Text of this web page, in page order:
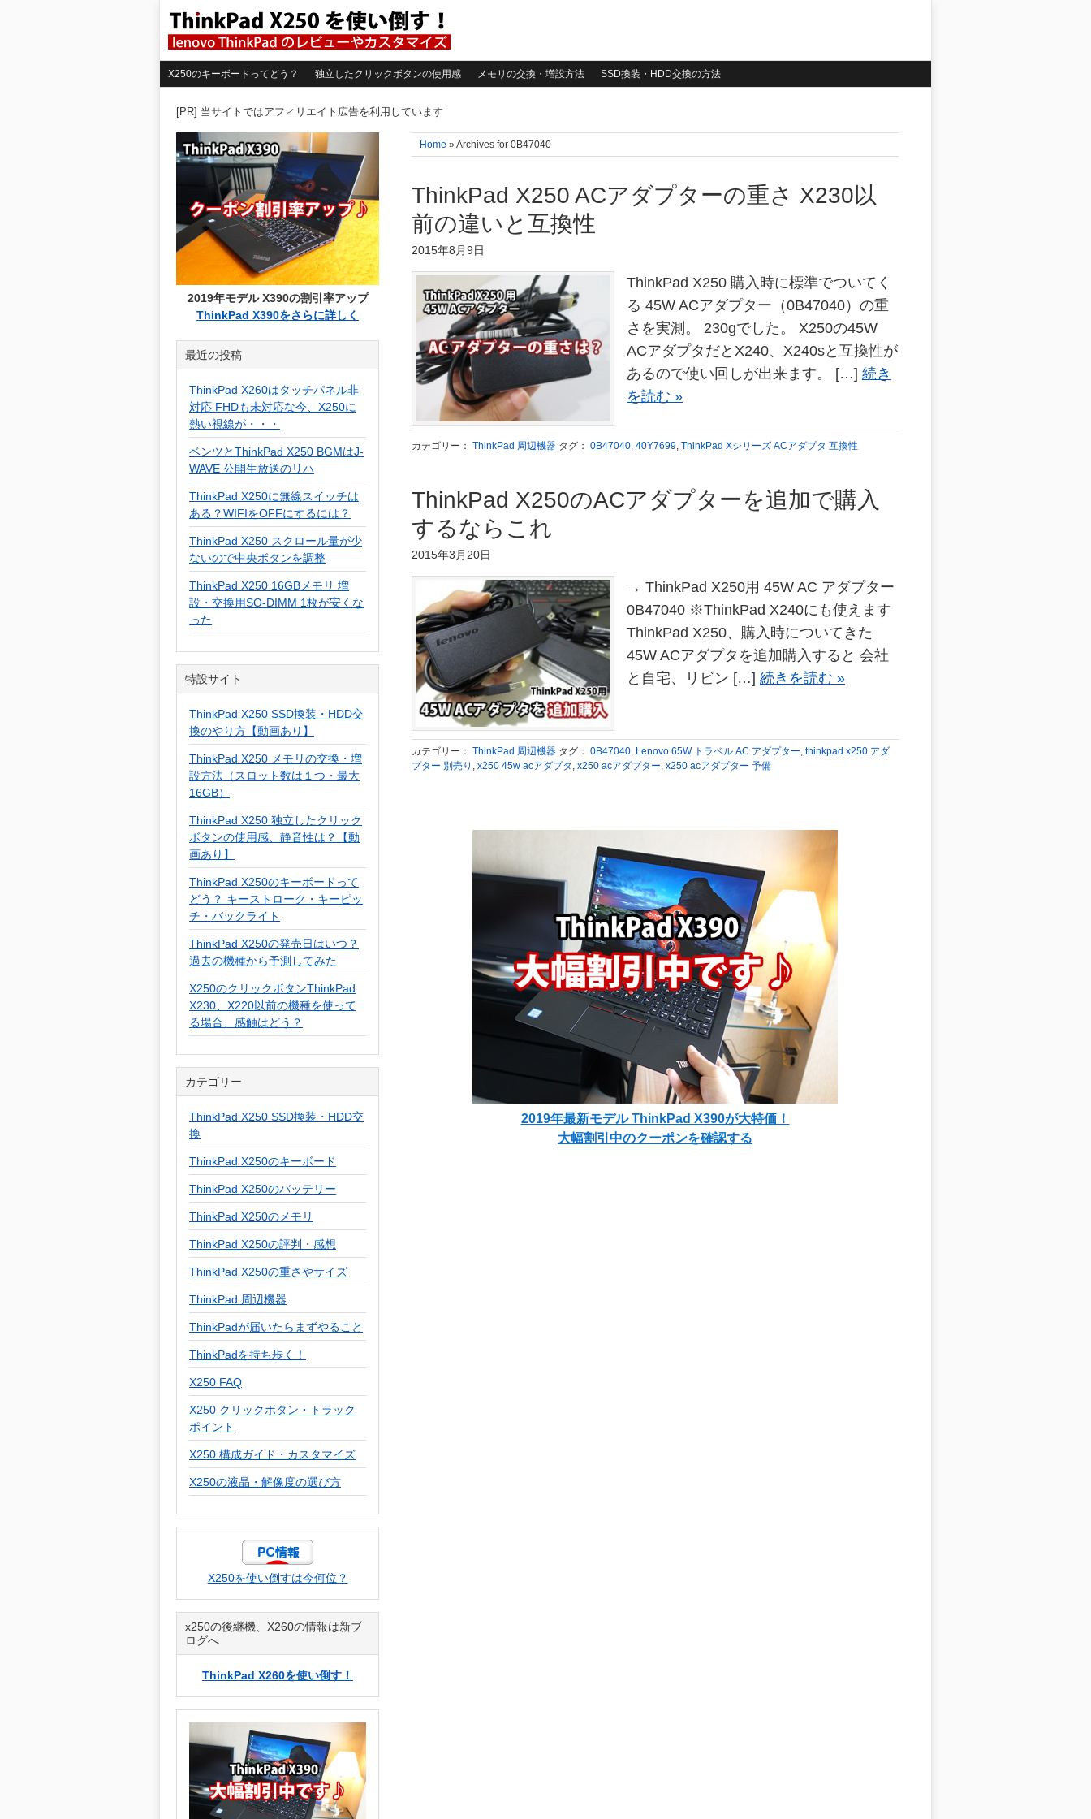
X250のキーボードってどう？ 独立したクリックボタンの使用感 メモリの交換・増設方法 SSD換装・HDD交換の方法
[PR] 当サイトではアフィリエイト広告を利用しています
Home » Archives for 0B47040
ThinkPad X250 ACアダプターの重さ X230以
前の違いと互換性
2015年8月9日
ThinkPad X250 購入時に標準でついてく
る 45W ACアダプター（0B47040）の重
さを実測。 230gでした。 X250の45W
ACアダプタだとX240、X240sと互換性が
あるので使い回しが出来ます。 […] 続き
を読む »
カテゴリー： ThinkPad 周辺機器 タグ： 0B47040, 40Y7699, ThinkPad Xシリーズ ACアダプタ 互換性
ThinkPad X250のACアダプターを追加で購入
するならこれ
2015年3月20日
→ ThinkPad X250用 45W AC アダプター
0B47040 ※ThinkPad X240にも使えます
ThinkPad X250、購入時についてきた
45W ACアダプタを追加購入すると 会社
と自宅、リビン […] 続きを読む »
カテゴリー： ThinkPad 周辺機器 タグ： 0B47040, Lenovo 65W トラベル AC アダプター, thinkpad x250 アダ
プター 別売り , x250 45w acアダプタ , x250 acアダプター, x250 acアダプター 予備
2019年最新モデル ThinkPad X390が大特価！
大幅割引中のクーポンを確認する
2019年モデル X390の割引率アップ
ThinkPad X390をさらに詳しく
最近の投稿
ThinkPad X260はタッチパネル非
対応 FHDも未対応な今、X250に
熱い視線が・・・
ベンツとThinkPad X250 BGMはJ-
WAVE 公開生放送のリハ
ThinkPad X250に無線スイッチは
ある？WIFIをOFFにするには？
ThinkPad X250 スクロール量が少
ないので中央ボタンを調整
ThinkPad X250 16GBメモリ 増
設・交換用SO-DIMM 1枚が安くな
った
特設サイト
ThinkPad X250 SSD換装・HDD交
換のやり方【動画あり】
ThinkPad X250 メモリの交換・増
設方法（スロット数は１つ・最大
16GB）
ThinkPad X250 独立したクリック
ボタンの使用感、静音性は？【動
画あり】
ThinkPad X250のキーボードって
どう？ キーストローク・キーピッ
チ・バックライト
ThinkPad X250の発売日はいつ？
過去の機種から予測してみた
X250のクリックボタンThinkPad
X230、X220以前の機種を使って
る場合、感触はどう？
カテゴリー
ThinkPad X250 SSD換装・HDD交
換
ThinkPad X250のキーボード
ThinkPad X250のバッテリー
ThinkPad X250のメモリ
ThinkPad X250の評判・感想
ThinkPad X250の重さやサイズ
ThinkPad 周辺機器
ThinkPadが届いたらまずやること
ThinkPadを持ち歩く！
X250 FAQ
X250 クリックボタン・トラック
ポイント
X250 構成ガイド・カスタマイズ
X250の液晶・解像度の選び方
X250を使い倒すは今何位？
x250の後継機、X260の情報は新ブ
ログへ
ThinkPad X260を使い倒す！